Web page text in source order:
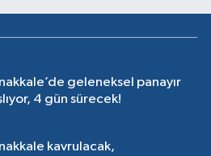
geleneksel panayır
4 gün sürecek!
kavrulacak,